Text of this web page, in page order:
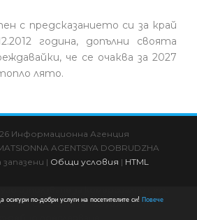
осигури по-добри услуги на посетителите си! Повече
с предсказанието си за край
година, допълни своята
че се очаква за 2027
лято.
Информационна Агенция
AGENTSIYA DOBRUDZHA
| Общи условия | HTML
се счита за нарушение на
преследване!